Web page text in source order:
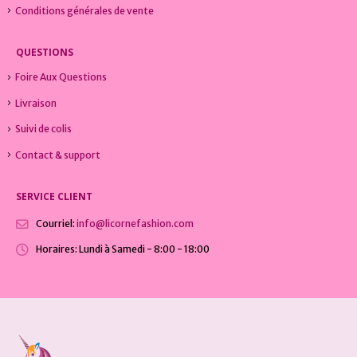
Conditions générales de vente
QUESTIONS
Foire Aux Questions
Livraison
Suivi de colis
Contact & support
SERVICE CLIENT
Courriel: info@licornefashion.com
Horaires: Lundi à Samedi - 8:00 - 18:00